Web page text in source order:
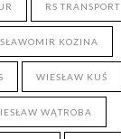
RS TRANSPORT
SŁAWOMIR KOZINA
WIESŁAW KUŚ
WĄTROBA